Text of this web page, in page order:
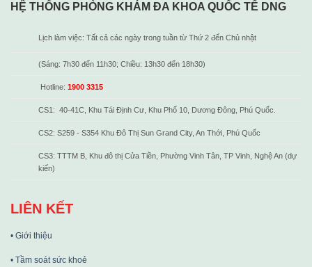
HỆ THỐNG PHÒNG KHÁM ĐA KHOA QUỐC TẾ DNG
Lịch làm việc: Tất cả các ngày trong tuần từ Thứ 2 đến Chủ nhật
(Sáng: 7h30 đến 11h30; Chiều: 13h30 đến 18h30)
Hotline:1900 3315
CS1: 40-41C, Khu Tái Định Cư, Khu Phố 10, Dương Đông, Phú Quốc.
CS2: S259 - S354 Khu Đô Thị Sun Grand City, An Thới, Phú Quốc
CS3: TTTM B, Khu đô thị Cửa Tiền, Phường Vinh Tân, TP Vinh, Nghệ An (dự
kiến)
LIÊN KẾT
• Giới thiệu
• Tầm soát sức khoẻ